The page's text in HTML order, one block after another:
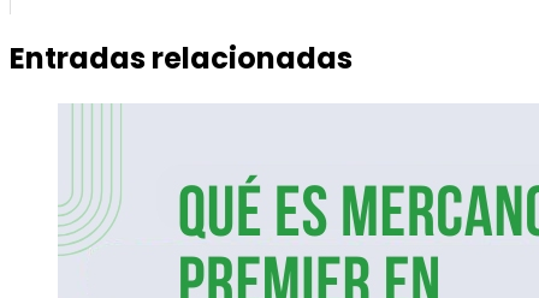
Entradas relacionadas